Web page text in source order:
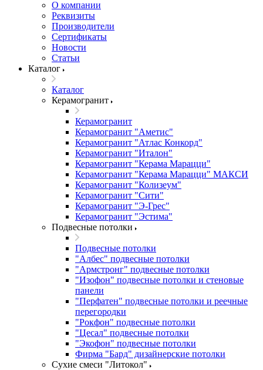
О компании
Реквизиты
Производители
Сертификаты
Новости
Статьи
Каталог
Каталог
Керамогранит
Керамогранит
Керамогранит "Аметис"
Керамогранит "Атлас Конкорд"
Керамогранит "Италон"
Керамогранит "Керама Марацци"
Керамогранит "Керама Марацци" МАКСИ
Керамогранит "Колизеум"
Керамогранит "Сити"
Керамогранит "Э-Грес"
Керамогранит "Эстима"
Подвесные потолки
Подвесные потолки
"Албес" подвесные потолки
"Армстронг" подвесные потолки
"Изофон" подвесные потолки и стеновые
панели
"Перфатен" подвесные потолки и реечные
перегородки
"Рокфон" подвесные потолки
"Цесал" подвесные потолки
"Экофон" подвесные потолки
Фирма "Бард" дизайнерские потолки
Сухие смеси "Литокол"